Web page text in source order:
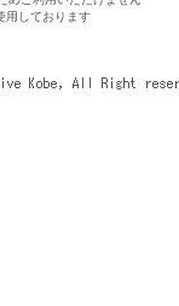
用しております